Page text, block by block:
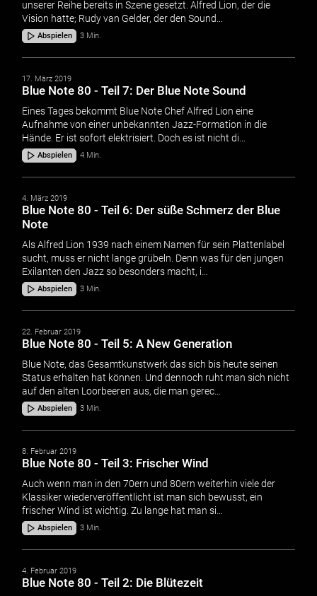
unserer Reihe bereits in Szene gesetzt. Alfred Lion, der die
Vision hatte; Rudy van Gelder, der den Sound…
Abspielen 3 Min.
17. März 2019
Blue Note 80 - Teil 7: Der Blue Note Sound
Eines Tages bekommt Blue Note Chef Alfred Lion eine
Aufnahme von einer unbekannten Jazz-Formation in die
Hände. Er ist sofort elektrisiert. Doch es ist nicht di…
Abspielen 4 Min.
4. März 2019
Blue Note 80 - Teil 6: Der süße Schmerz der Blue
Note
Als Alfred Lion 1939 nach einem Namen für sein Plattenlabel
sucht, muss er nicht lange grübeln. Denn was für den jungen
Exilanten den Jazz so besonders macht, i…
Abspielen 3 Min.
22. Februar 2019
Blue Note 80 - Teil 5: A New Generation
Blue Note, das Gesamtkunstwerk das sich bis heute seinen
Status erhalten hat können. Und dennoch ruht man sich nicht
auf den alten Loorbeeren aus, die man gerec…
Abspielen 3 Min.
8. Februar 2019
Blue Note 80 - Teil 3: Frischer Wind
Auch wenn man in den 70ern und 80ern weiterhin viele der
Klassiker wiederveröffentlicht ist man sich bewusst, ein
frischer Wind ist wichtig. Zu lange hat man si…
Abspielen 3 Min.
4. Februar 2019
Blue Note 80 - Teil 2: Die Blütezeit